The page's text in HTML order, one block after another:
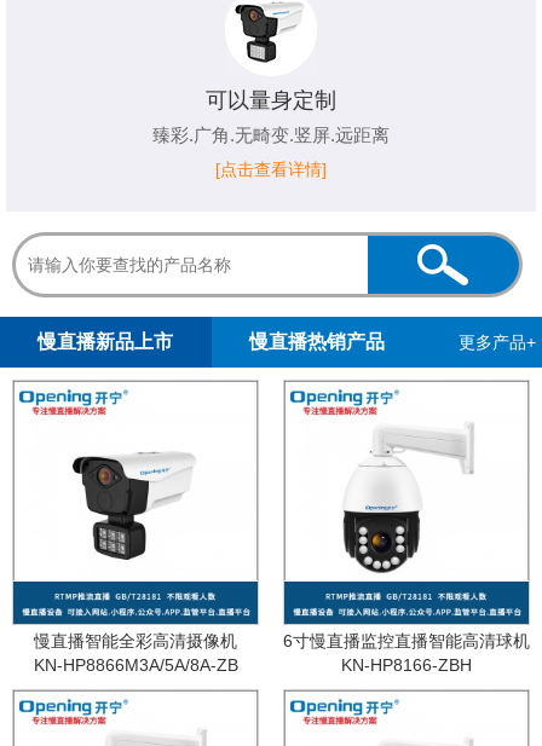
可以量身定制
臻彩.广角.无畸变.竖屏.远距离
[点击查看详情]
慢直播新品上市 慢直播热销产品 更多产品+
慢直播智能全彩高清摄像机
KN-HP8866M3A/5A/8A-ZB
6寸慢直播监控直播智能高清球机
KN-HP8166-ZBH